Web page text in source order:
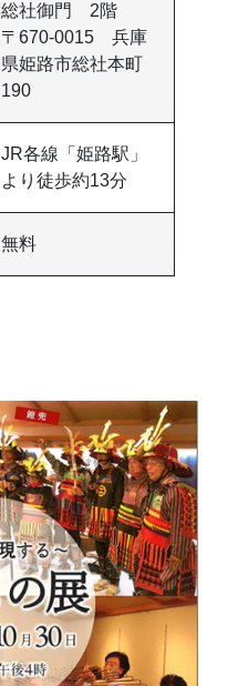
総社御門 2階
〒670-0015 兵庫
県姫路市総社本町
190
JR各線「姫路駅」
より徒歩約13分
無料